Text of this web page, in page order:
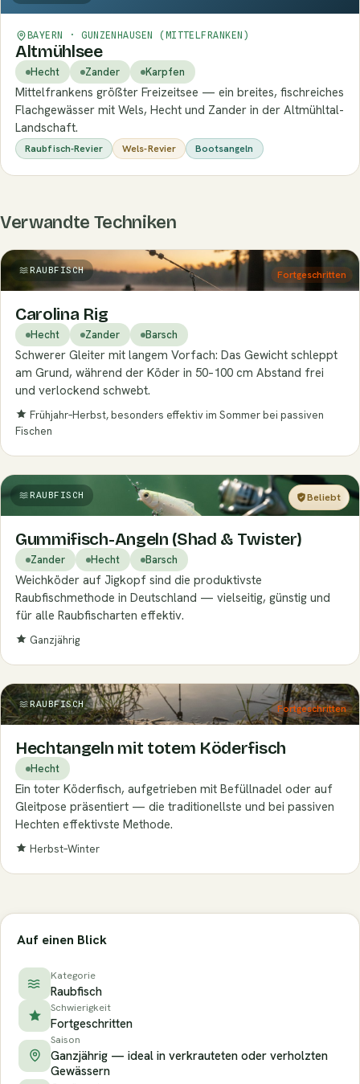
BAYERN · GUNZENHAUSEN (MITTELFRANKEN)
Altmühlsee
Hecht Zander Karpfen
Mittelfrankens größter Freizeitsee — ein breites, fischreiches
Flachgewässer mit Wels, Hecht und Zander in der Altmühltal-
Landschaft.
Raubfisch-Revier Wels-Revier Bootsangeln
Verwandte Techniken
RAUBFISCH Fortgeschritten
Carolina Rig
Hecht Zander Barsch
Schwerer Gleiter mit langem Vorfach: Das Gewicht schleppt
am Grund, während der Köder in 50–100 cm Abstand frei
und verlockend schwebt.
Frühjahr–Herbst, besonders effektiv im Sommer bei passiven
Fischen
RAUBFISCH Beliebt
Einsteiger
Gummifisch-Angeln (Shad & Twister)
Zander Hecht Barsch
Weichköder auf Jigkopf sind die produktivste
Raubfischmethode in Deutschland — vielseitig, günstig und
für alle Raubfischarten effektiv.
Ganzjährig
RAUBFISCH Fortgeschritten
Hechtangeln mit totem Köderfisch
Hecht
Ein toter Köderfisch, aufgetrieben mit Befüllnadel oder auf
Gleitpose präsentiert — die traditionellste und bei passiven
Hechten effektivste Methode.
Herbst–Winter
Auf einen Blick
Kategorie
Raubfisch
Schwierigkeit
Fortgeschritten
Saison
Ganzjährig — ideal in verkrauteten oder verholzten
Gewässern